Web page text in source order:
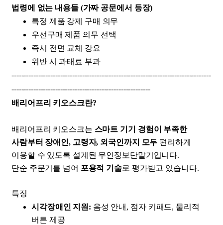
법령에 없는 내용들 (가짜 공문에서 등장)
특정 제품 강제 구매 의무
우선구매 제품 의무 선택
즉시 전면 교체 강요
위반 시 과태료 부과
----------------------------------------------------------------------------------
---------------------------------------------------------
배리어프리 키오스크란?
배리어프리 키오스크는 스마트 기기 경험이 부족한
사람부터 장애인, 고령자, 외국인까지 모두 편리하게
이용할 수 있도록 설계된 무인정보단말기입니다.
단순 주문기를 넘어 포용적 기술로 평가받고 있습니다.
특징
시각장애인 지원: 음성 안내, 점자 키패드, 물리적
버튼 제공